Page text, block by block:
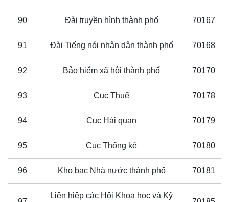
90 Đài truyền hình thành phố 70167
91 Đài Tiếng nói nhân dân thành phố 70168
92 Bảo hiểm xã hội thành phố 70170
93 Cục Thuế 70178
94 Cục Hải quan 70179
95 Cục Thống kê 70180
96 Kho bạc Nhà nước thành phố 70181
Liên hiệp các Hội Khoa học và Kỹ